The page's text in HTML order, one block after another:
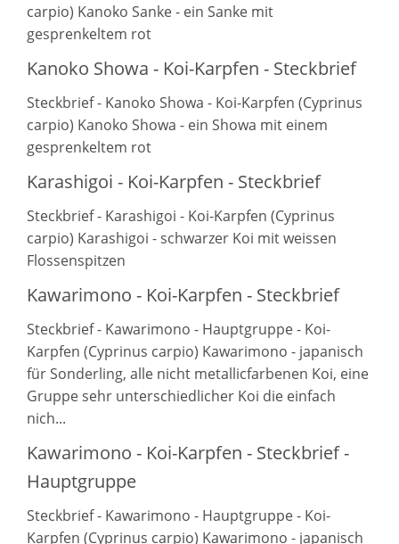
carpio) Kanoko Sanke - ein Sanke mit
gesprenkeltem rot
Kanoko Showa - Koi-Karpfen - Steckbrief
Steckbrief - Kanoko Showa - Koi-Karpfen (Cyprinus
carpio) Kanoko Showa - ein Showa mit einem
gesprenkeltem rot
Karashigoi - Koi-Karpfen - Steckbrief
Steckbrief - Karashigoi - Koi-Karpfen (Cyprinus
carpio) Karashigoi - schwarzer Koi mit weissen
Flossenspitzen
Kawarimono - Koi-Karpfen - Steckbrief
Steckbrief - Kawarimono - Hauptgruppe - Koi-
Karpfen (Cyprinus carpio) Kawarimono - japanisch
für Sonderling, alle nicht metallicfarbenen Koi, eine
Gruppe sehr unterschiedlicher Koi die einfach
nich...
Kawarimono - Koi-Karpfen - Steckbrief -
Hauptgruppe
Steckbrief - Kawarimono - Hauptgruppe - Koi-
Karpfen (Cyprinus carpio) Kawarimono - japanisch